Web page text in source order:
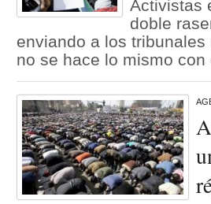
Activistas
doble
enviando a los
no se hace lo mismo